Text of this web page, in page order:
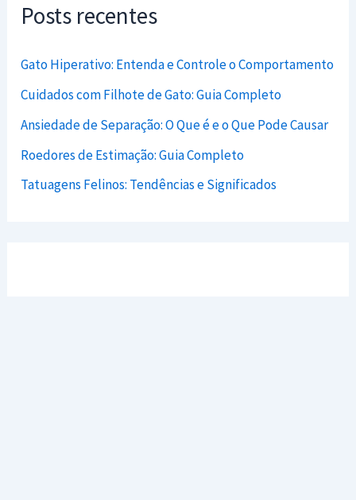
Posts recentes
Gato Hiperativo: Entenda e Controle o Comportamento
Cuidados com Filhote de Gato: Guia Completo
Ansiedade de Separação: O Que é e o Que Pode Causar
Roedores de Estimação: Guia Completo
Tatuagens Felinos: Tendências e Significados